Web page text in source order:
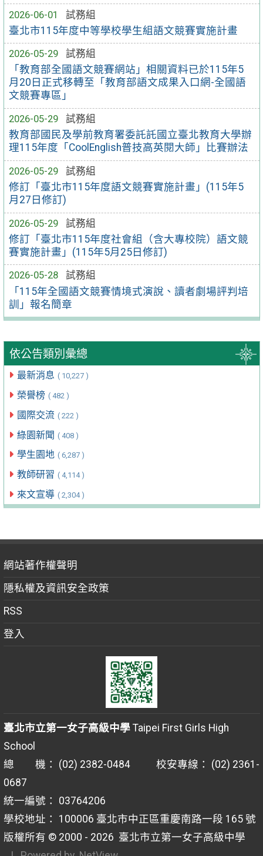
2026-06-01
試務組
臺北市115年度中等學校學生組語文競賽實施計畫
2026-05-29
試務組
「教育部全國語文競賽網站」相關資料已於115年5
月20日正式移轉至「教育部語文成果入口網-全國語
文競賽專區」
2026-05-29
試務組
教育部國民及學前教育署委託託國立臺北教育大學辦
理115年度「CoolEnglish普技高英閱大師」比賽辦法
2026-05-29
試務組
修訂「臺北市115年度語文競賽實施計畫」(115年5
月27日修訂)
2026-05-29
試務組
修訂「臺北市115年度社會組（含大專校院）語文競
賽實施計畫」(115年5月25日修訂)
2026-05-28
試務組
「115年全國語文競賽情境式演說、讀者劇場評判培
訓」報名簡章
依公告類別彙總
最新消息 ( 10,227 )
榮譽榜 ( 482 )
國際交流 ( 222 )
綠園新聞 ( 408 )
學生園地 ( 6,287 )
教師研習 ( 4,114 )
來文宣導 ( 2,304 )
網站著作權聲明
隱私權及資訊安全政策
RSS
登入
臺北市立第一女子高級中學Taipei First Girls High
School
總 機： (02) 2382-0484 校安專線： (02) 2361-
0687
統一編號： 03764206
學校地址： 100006 臺北市中正區重慶南路一段 165 號
版權所有 © 2000 - 2026 臺北市立第一女子高級中學